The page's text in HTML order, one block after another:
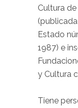
Cultura
Estado
1987) e
y Cultura
Tiene